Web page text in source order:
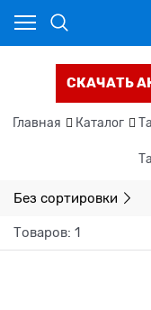
СКАЧАТЬ
Главная Каталог
Без сортировки
Товаров: 1